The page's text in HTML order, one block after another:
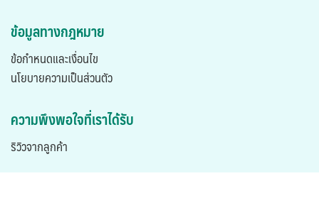
ข้อมูลทางกฎหมาย
ข้อกำหนดและเงื่อนไข
นโยบายความเป็นส่วนตัว
ความพึงพอใจที่เราได้รับ
ริวิวจากลูกค้า